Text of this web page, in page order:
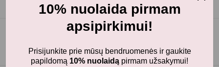
10% nuolaida pirmam
apsipirkimui!
Prisijunkite prie mūsų bendruomenės ir gaukite
papildomą 10% nuolaidą pirmam užsakymui!